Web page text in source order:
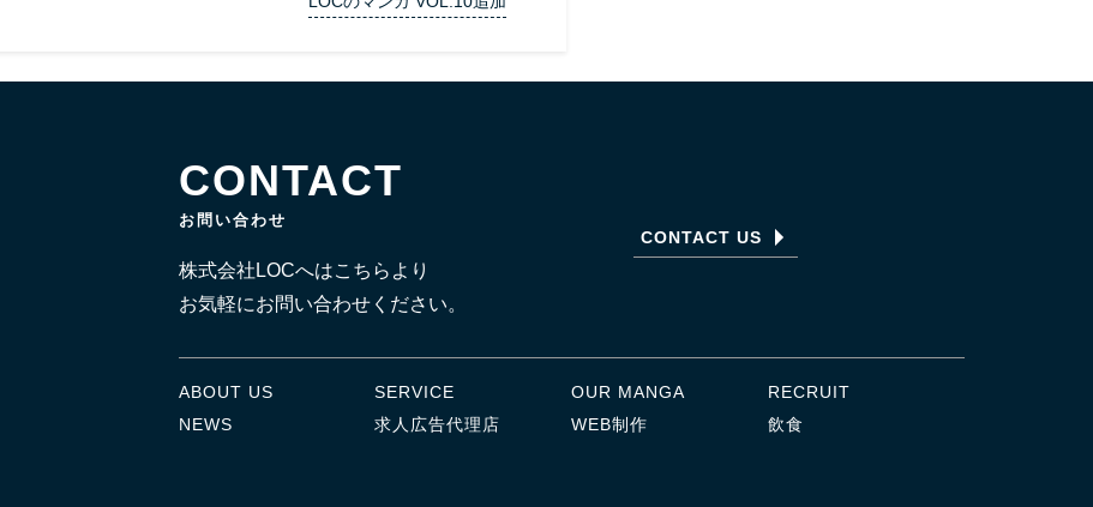
CONTACT
お問い合わせ
株式会社LOCへはこちらより
お気軽にお問い合わせください。
CONTACT US
ABOUT US SERVICE OUR MANGA
RECRUIT
NEWS
求人広告代理店 WEB制作 飲食